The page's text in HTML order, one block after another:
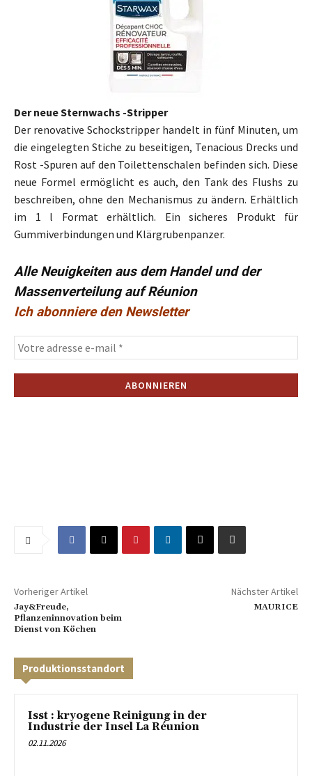
Der neue Sternwachs -Stripper
Der renovative Schockstripper handelt in fünf Minuten, um
die eingelegten Stiche zu beseitigen, Tenacious Drecks und
Rost -Spuren auf den Toilettenschalen befinden sich. Diese
neue Formel ermöglicht es auch, den Tank des Flushs zu
beschreiben, ohne den Mechanismus zu ändern. Erhältlich
im 1 l Format erhältlich. Ein sicheres Produkt für
Gummiverbindungen und Klärgrubenpanzer.
Alle Neuigkeiten aus dem Handel und der
Massenverteilung auf Réunion
Ich abonniere den Newsletter
Vorheriger Artikel
Jay&Freude,
Pflanzeninnovation beim
Dienst von Köchen
Nächster Artikel
MAURICE
Produktionsstandort
Isst : kryogene Reinigung in der
Industrie der Insel La Réunion
02.11.2026